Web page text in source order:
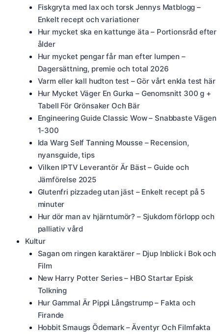
Fiskgryta med lax och torsk Jennys Matblogg –
Enkelt recept och variationer
Hur mycket ska en kattunge äta – Portionsråd efter
ålder
Hur mycket pengar får man efter lumpen –
Dagersättning, premie och total 2026
Varm eller kall hudton test – Gör vårt enkla test här
Hur Mycket Väger En Gurka – Genomsnitt 300 g +
Tabell För Grönsaker Och Bär
Engineering Guide Classic Wow – Snabbaste Vägen
1-300
Ida Warg Self Tanning Mousse – Recension,
nyansguide, tips
Vilken IPTV Leverantör Är Bäst – Guide och
Jämförelse 2025
Glutenfri pizzadeg utan jäst – Enkelt recept på 5
minuter
Hur dör man av hjärntumör? – Sjukdom förlopp och
palliativ vård
Kultur
Sagan om ringen karaktärer – Djup Inblick i Bok och
Film
New Harry Potter Series – HBO Startar Episk
Tolkning
Hur Gammal Är Pippi Långstrump – Fakta och
Firande
Hobbit Smaugs Ödemark – Äventyr Och Filmfakta